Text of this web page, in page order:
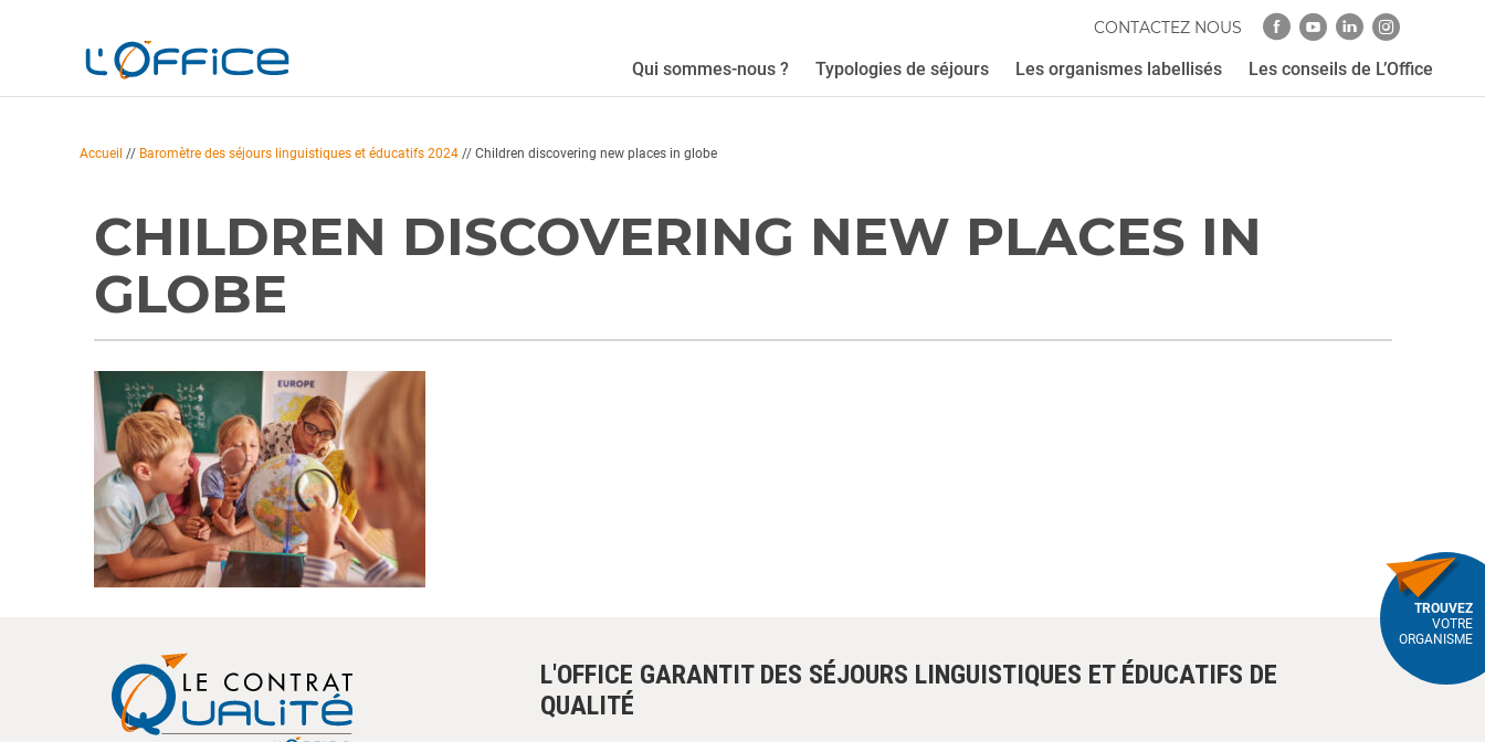
CONTACTEZ NOUS
Qui sommes-nous ? Typologies de séjours Les organismes labellisés Les conseils de L’Office
Accueil // Baromètre des séjours linguistiques et éducatifs 2024 // Children discovering new places in globe
CHILDREN DISCOVERING NEW PLACES IN
GLOBE
L'OFFICE GARANTIT DES SÉJOURS LINGUISTIQUES ET ÉDUCATIFS DE
QUALITÉ
TROUVEZ
VOTRE
ORGANISME